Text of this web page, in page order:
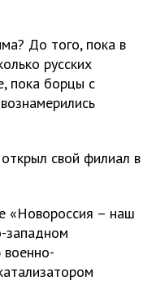
До того, пока в
русских
пока борцы с
свой филиал в
«Новороссия – наш
западном